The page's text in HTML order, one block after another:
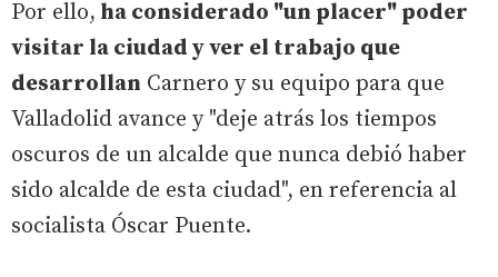
Por ello, ha considerado "un placer" poder
visitar la ciudad y ver el trabajo que
desarrollan Carnero y su equipo para que
Valladolid avance y "deje atrás los tiempos
oscuros de un alcalde que nunca debió haber
sido alcalde de esta ciudad", en referencia al
socialista Óscar Puente.